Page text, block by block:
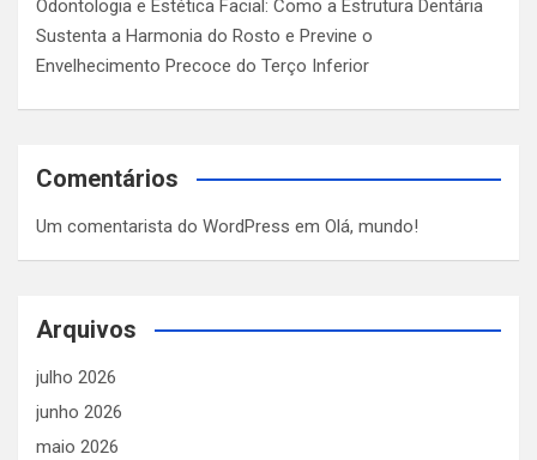
Odontologia e Estética Facial: Como a Estrutura Dentária
Sustenta a Harmonia do Rosto e Previne o
Envelhecimento Precoce do Terço Inferior
Comentários
Um comentarista do WordPress em Olá, mundo!
Arquivos
julho 2026
junho 2026
maio 2026